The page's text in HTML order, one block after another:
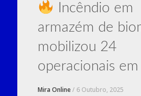
content
Incêndio em
armazém de
mobilizou 24
operacionais
Mira Online/ 6 Outubro, 2025